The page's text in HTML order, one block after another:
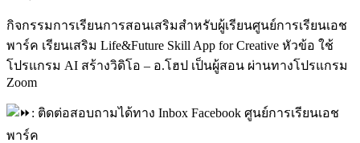
กิจกรรมการเรียนการสอนเสริมสำหรับผู้เรียนศูนย์การเรียนเอช
พาร์ค เรียนเสริม Life&Future Skill App for Creative หัวข้อ ใช้
โปรแกรม AI สร้างวิดิโอ – อ.โฮป เป็นผู้สอน ผ่านทางโปรแกรม
Zoom
: ติดต่อสอบถามได้ทาง Inbox Facebook ศูนย์การเรียนเอช
พาร์ค